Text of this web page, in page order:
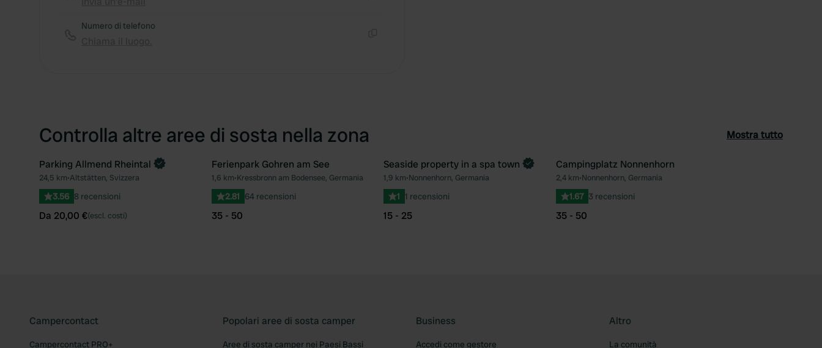
Numero di telefono
Controlla altre aree di sosta nella zona Mostra tutto
Preferito
Prenota ora
Parking Allmend Rheintal
24,5 km•Altstätten, Svizzera
3.56 8 recensioni
Da 20,00 €(escl. costi)
Preferito
Ferienpark Gohren am See
1,6 km•Kressbronn am Bodensee, Germania
2.81 64 recensioni
35 - 50
Preferito
Prenota ora
Seaside property in a spa town
1,9 km•Nonnenhorn, Germania
1 1 recensioni
15 - 25
Campingplatz Nonnenhorn
2,4 km•Nonnenhorn, Germania
1.67 3 recensioni
35 - 50
Campercontact
Campercontact PRO+
Popolari aree di sosta camper
Aree di sosta camper nei Paesi Bassi
Business
Accedi come gestore
Altro
La comunità